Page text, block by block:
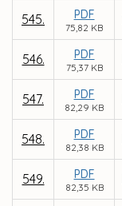
545. PDF
75,82 KB
546. PDF
75,37 KB
547. PDF
82,29 KB
548. PDF
82,38 KB
549. PDF
82,35 KB